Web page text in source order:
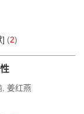
] (2)
, 姜红燕